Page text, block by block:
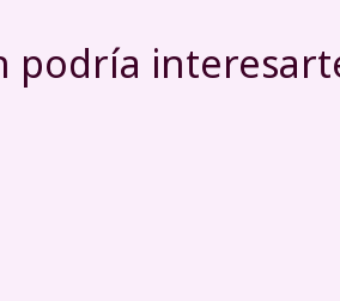
podría